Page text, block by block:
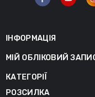
ІНФОРМАЦІЯ
МІЙ ОБЛІКОВИЙ
КАТЕГОРІЇ
РОЗСИЛКА